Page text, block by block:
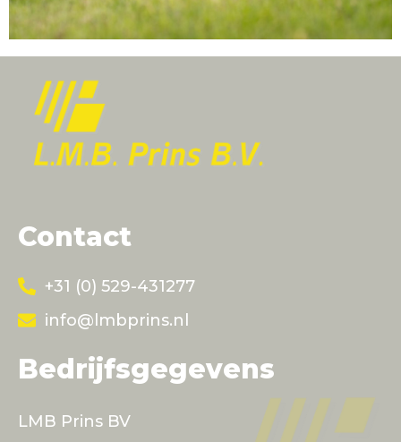
Contact
+31 (0) 529-431277
info@lmbprins.nl
Bedrijfsgegevens
LMB Prins BV